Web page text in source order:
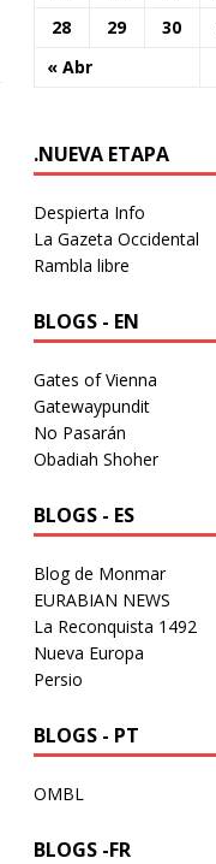
« Abr
28
29 30
.NUEVA ETAPA
Despierta Info
La Gazeta Occidental
Rambla libre
BLOGS - EN
Gates of Vienna
Gatewaypundit
No Pasarán
Obadiah Shoher
BLOGS - ES
Blog de Monmar
EURABIAN NEWS
La Reconquista 1492
Nueva Europa
Persio
BLOGS - PT
OMBL
BLOGS -FR